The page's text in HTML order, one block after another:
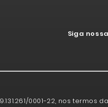
Siga
0001-22, nos termos